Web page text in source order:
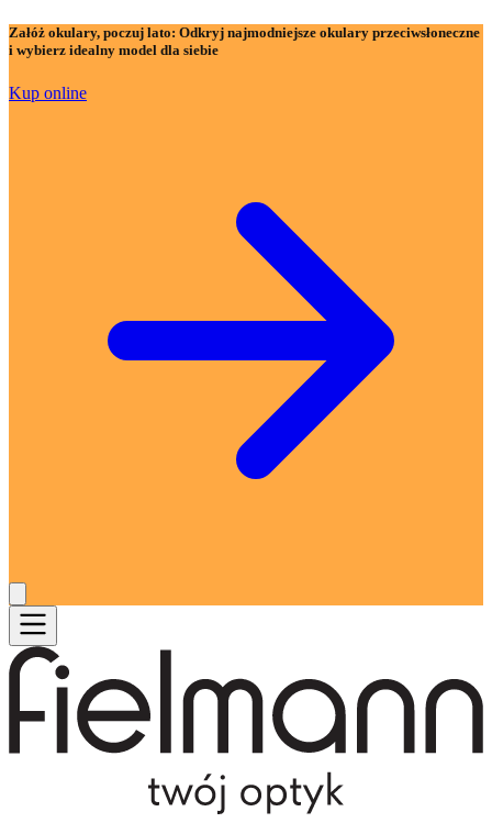
Załóż okulary, poczuj lato: Odkryj najmodniejsze okulary przeciwsłoneczne
i wybierz idealny model dla siebie
Kup online